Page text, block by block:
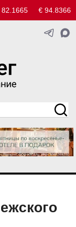
82.1665 € 94.8366